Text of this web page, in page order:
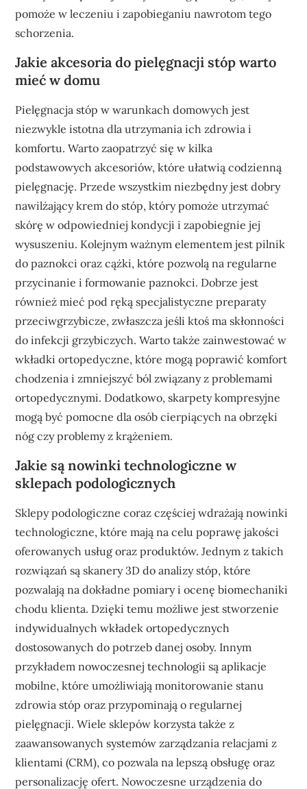
pomoże w leczeniu i zapobieganiu nawrotom tego
schorzenia.
Jakie akcesoria do pielęgnacji stóp warto
mieć w domu
Pielęgnacja stóp w warunkach domowych jest
niezwykle istotna dla utrzymania ich zdrowia i
komfortu. Warto zaopatrzyć się w kilka
podstawowych akcesoriów, które ułatwią codzienną
pielęgnację. Przede wszystkim niezbędny jest dobry
nawilżający krem do stóp, który pomoże utrzymać
skórę w odpowiedniej kondycji i zapobiegnie jej
wysuszeniu. Kolejnym ważnym elementem jest pilnik
do paznokci oraz cążki, które pozwolą na regularne
przycinanie i formowanie paznokci. Dobrze jest
również mieć pod ręką specjalistyczne preparaty
przeciwgrzybicze, zwłaszcza jeśli ktoś ma skłonności
do infekcji grzybiczych. Warto także zainwestować w
wkładki ortopedyczne, które mogą poprawić komfort
chodzenia i zmniejszyć ból związany z problemami
ortopedycznymi. Dodatkowo, skarpety kompresyjne
mogą być pomocne dla osób cierpiących na obrzęki
nóg czy problemy z krążeniem.
Jakie są nowinki technologiczne w
sklepach podologicznych
Sklepy podologiczne coraz częściej wdrażają nowinki
technologiczne, które mają na celu poprawę jakości
oferowanych usług oraz produktów. Jednym z takich
rozwiązań są skanery 3D do analizy stóp, które
pozwalają na dokładne pomiary i ocenę biomechaniki
chodu klienta. Dzięki temu możliwe jest stworzenie
indywidualnych wkładek ortopedycznych
dostosowanych do potrzeb danej osoby. Innym
przykładem nowoczesnej technologii są aplikacje
mobilne, które umożliwiają monitorowanie stanu
zdrowia stóp oraz przypominają o regularnej
pielęgnacji. Wiele sklepów korzysta także z
zaawansowanych systemów zarządzania relacjami z
klientami (CRM), co pozwala na lepszą obsługę oraz
personalizację ofert. Nowoczesne urządzenia do